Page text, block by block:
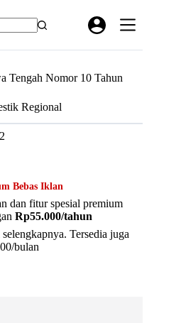
Tengah Nomor 10 Tahun
Regional
Bebas Iklan
dan fitur spesial premium
Rp55.000/tahun
Tersedia juga
bulan